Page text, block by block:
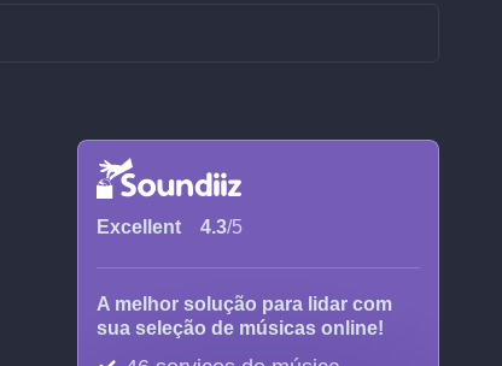
Excellent 4.3/5
A melhor solução para lidar com
sua seleção de músicas online!